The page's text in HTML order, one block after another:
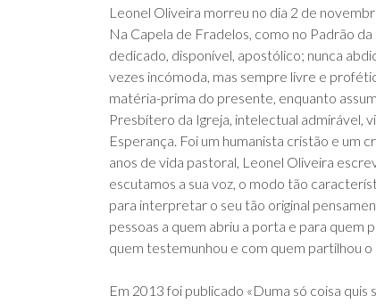
Leonel Oliveira morreu no dia 2 de
Na Capela de Fradelos, como no Padrão
dedicado, disponível, apostólico; nunca
vezes incómoda, mas sempre livre e
matéria-prima do presente, enquanto
Presbítero da Igreja, intelectual admirável,
Esperança. Foi um humanista cristão e um
anos de vida pastoral, Leonel Oliveira
escutamos a sua voz, o modo tão
para interpretar o seu tão original
pessoas a quem abriu a porta e para quem
quem testemunhou e com quem partilhou o
Em 2013 foi publicado «Duma só coisa